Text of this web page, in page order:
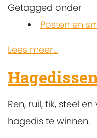
Getagged onder
Posten en
Lees meer...
Ren, ruil, tik, steel
hagedis te winnen.